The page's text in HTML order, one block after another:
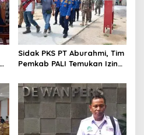
Sidak PKS PT Aburahmi, Tim
Pemkab PALI Temukan Izin